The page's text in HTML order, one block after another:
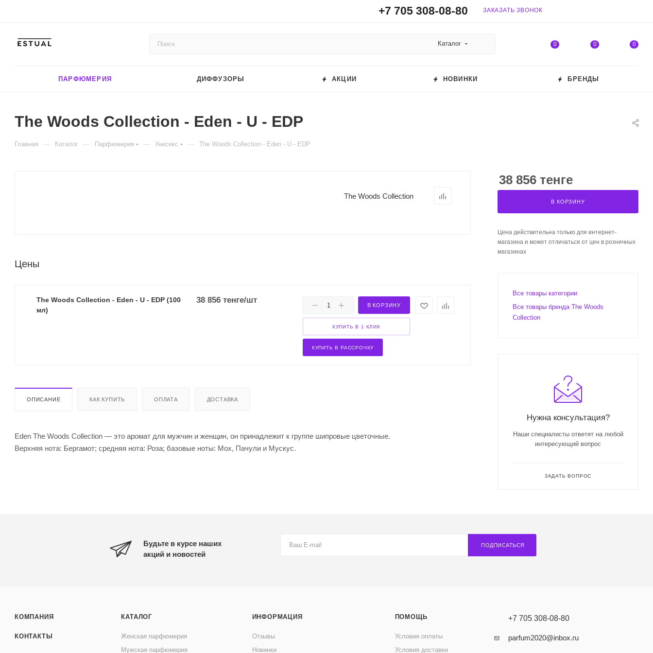
+7 705 308-08-80 ЗАКАЗАТЬ ЗВОНОК
Каталог 0 0 0
ПАРФЮМЕРИЯ ДИФФУЗОРЫ АКЦИИ НОВИНКИ БРЕНДЫ
The Woods Collection - Eden - U - EDP
Главная — Каталог — Парфюмерия — Унисекс — The Woods Collection - Eden - U - EDP
The Woods Collection
Цены
The Woods Collection - Eden - U - EDP (100
мл)
38 856тенге/шт
В КОРЗИНУ
КУПИТЬ В 1 КЛИК
КУПИТЬ В РАССРОЧКУ
ОПИСАНИЕ КАК КУПИТЬ ОПЛАТА ДОСТАВКА
Eden The Woods Collection — это аромат для мужчин и женщин, он принадлежит к группе шипровые цветочные.
Верхняя нота: Бергамот; средняя нота: Роза; базовые ноты: Мох, Пачули и Мускус.
38 856 тенге
В КОРЗИНУ
Цена действительна только для интернет-
магазина и может отличаться от цен в розничных
магазинах
Все товары категории
Все товары бренда The Woods
Collection
Нужна консультация?
Наши специалисты ответят на любой
интересующий вопрос
ЗАДАТЬ ВОПРОС
Будьте в курсе наших
акций и новостей
ПОДПИСАТЬСЯ
КОМПАНИЯ
КОНТАКТЫ
КАТАЛОГ
Женская парфюмерия
Мужская парфюмерия
ИНФОРМАЦИЯ
Отзывы
Новинки
ПОМОЩЬ
Условия оплаты
Условия доставки
+7 705 308-08-80
parfum2020@inbox.ru